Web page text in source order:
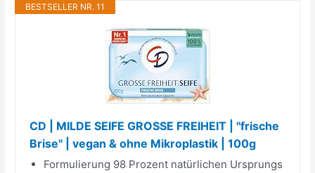
BESTSELLER NR. 11
CD | MILDE SEIFE GROSSE FREIHEIT | "frische
Brise" | vegan & ohne Mikroplastik | 100g
Formulierung 98 Prozent natürlichen Ursprungs